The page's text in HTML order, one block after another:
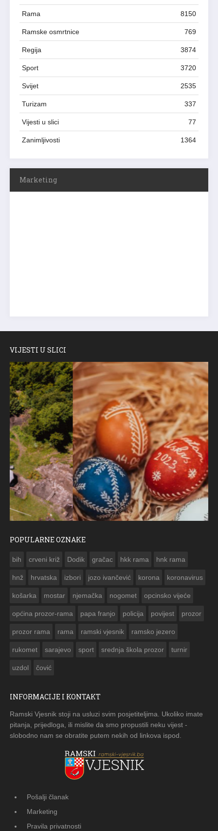
Rama 8150
Ramske osmrtnice 769
Regija 3874
Sport 3720
Svijet 2535
Turizam 337
Vijesti u slici 77
Zanimljivosti 1364
Marketing
VIJESTI U SLICI
POPULARNE OZNAKE
bih crveni križ Dodik gračac hkk rama hnk rama
hnž hrvatska izbori jozo ivančević korona koronavirus
košarka mostar njemačka nogomet opcinsko vijeće
općina prozor-rama papa franjo policija povijest prozor
prozor rama rama ramski vjesnik ramsko jezero
rukomet sarajevo sport srednja škola prozor turnir
uzdol čović
INFORMACIJE I KONTAKT
Ramski Vjesnik stoji na usluzi svim posjetiteljima. Ukoliko imate
pitanja, prijedloga, ili mislite da smo propustili neku vijest -
slobodno nam se obratite putem nekih od linkova ispod.
Pošalji članak
Marketing
Pravila privatnosti